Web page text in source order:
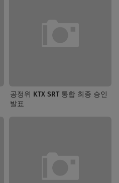
공정위 KTX SRT 통합 최종 승인
발표